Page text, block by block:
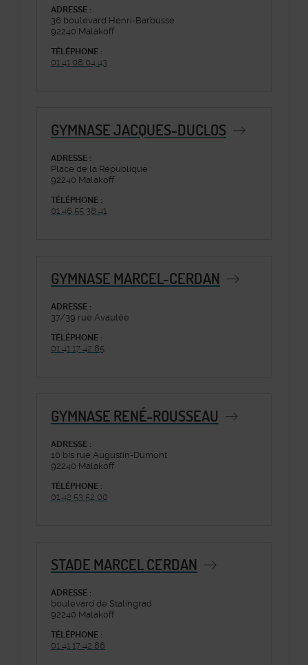
ADRESSE :
36 boulevard Henri-Barbusse
92240 Malakoff
TÉLÉPHONE :
01 41 08 04 43
GYMNASE JACQUES-DUCLOS
ADRESSE :
Place de la République
92240 Malakoff
TÉLÉPHONE :
01 46 55 38 41
GYMNASE MARCEL-CERDAN
ADRESSE :
37/39 rue Avaulée
TÉLÉPHONE :
01 41 17 42 85
GYMNASE RENÉ-ROUSSEAU
ADRESSE :
10 bis rue Augustin-Dumont
92240 Malakoff
TÉLÉPHONE :
01 42 53 52 00
STADE MARCEL CERDAN
ADRESSE :
boulevard de Stalingrad
92240 Malakoff
TÉLÉPHONE :
01 41 17 42 86